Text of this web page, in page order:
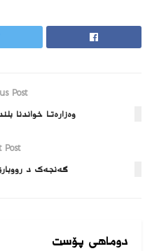
Post
وەزارەتا خواندنا
Post
گەنجەک د
دوماهی پۆست